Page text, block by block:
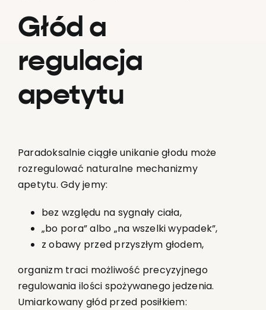
Głód a
regulacja
apetytu
Paradoksalnie ciągłe unikanie głodu może
rozregulować naturalne mechanizmy
apetytu. Gdy jemy:
bez względu na sygnały ciała,
„bo pora” albo „na wszelki wypadek”,
z obawy przed przyszłym głodem,
organizm traci możliwość precyzyjnego
regulowania ilości spożywanego jedzenia.
Umiarkowany głód przed posiłkiem: